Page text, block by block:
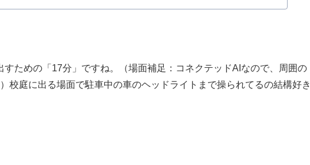
ための「17分」ですね。（場面補足：コネクテッドAIなので、周囲の
校庭に出る場面で駐車中の車のヘッドライトまで操られてるの結構好き